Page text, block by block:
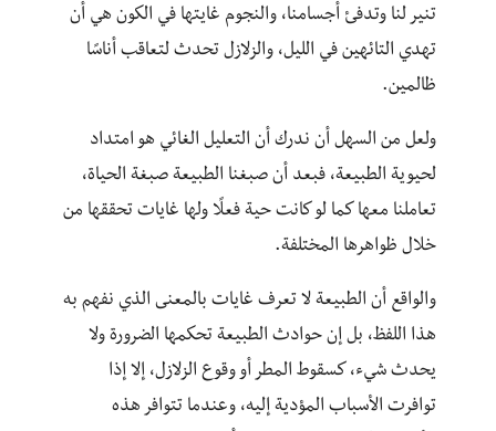
تنير لنا وتدفئ أجسامنا، والنجوم غايتها في الكون هي أن
تهدي التائهين في الليل، والزلازل تحدث لتعاقب أناسًا
ظالمين.
ولعل من السهل أن ندرك أن التعليل الغائي هو امتداد
لحيوية الطبيعة، فبعد أن صبغنا الطبيعة صبغة الحياة،
تعاملنا معها كما لو كانت حية فعلًا ولها غايات تحققها من
خلال ظواهرها المختلفة.
والواقع أن الطبيعة لا تعرف غايات بالمعنى الذي نفهم به
هذا اللفظ، بل إن حوادث الطبيعة تحكمها الضرورة ولا
يحدث شيء، كسقوط المطر أو وقوع الزلازل، إلا إذا
توافرت الأسباب المؤدية إليه، وعندما تتوافر هذه